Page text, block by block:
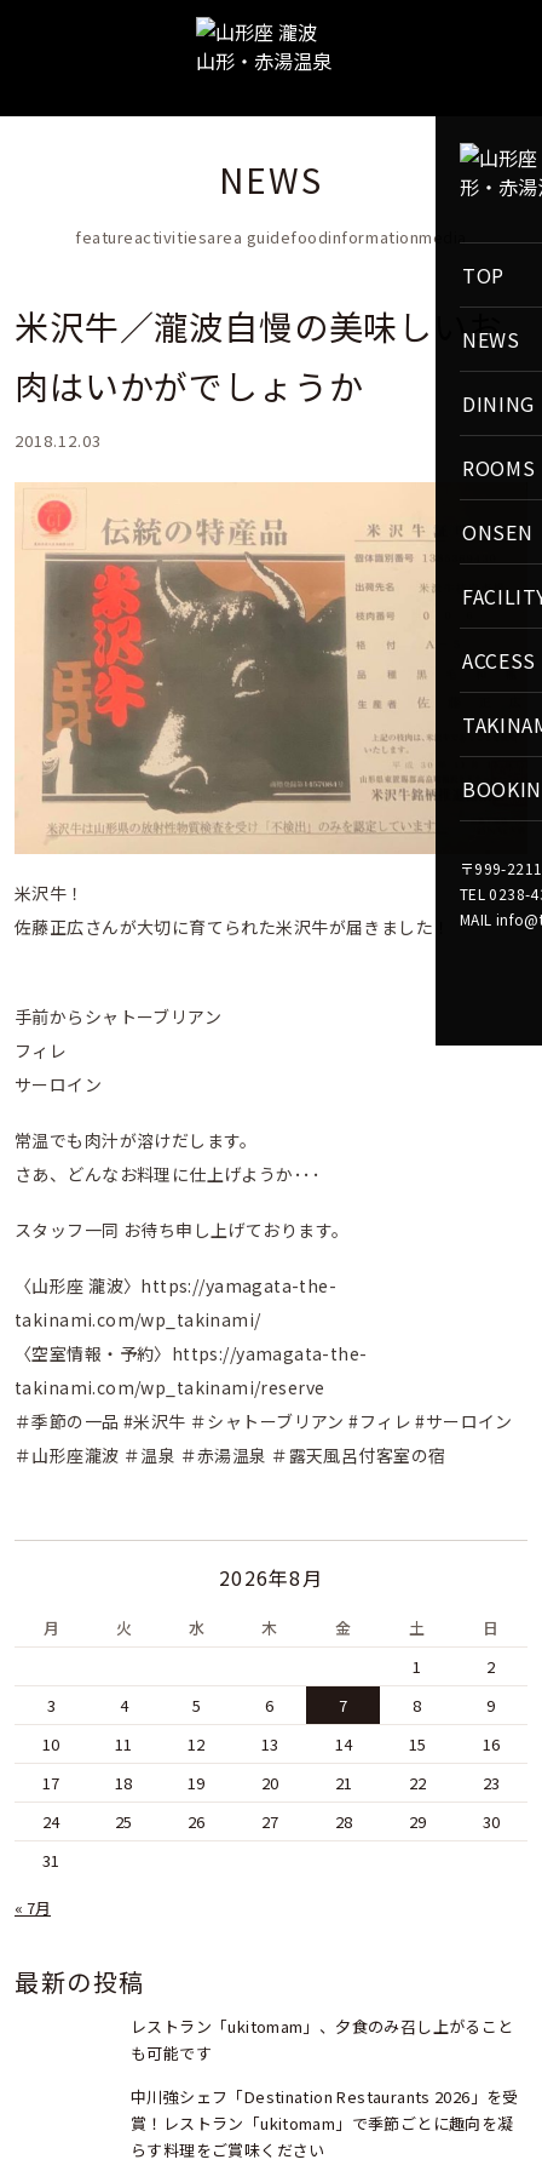
TOP
NEWS
DINING
ROOMS
ONSEN
ACCESS
〒999-
TEL 0238-
MAIL
NEWS
featureactivitiesarea guidefoodinformationmedia
米沢牛／瀧波自慢の美味しいお
肉はいかがでしょうか
2018.12.03
米沢牛！
佐藤正広さんが大切に育てられた米沢牛が届きました！
手前からシャトーブリアン
フィレ
サーロイン
常温でも肉汁が溶けだします。
さあ、どんなお料理に仕上げようか･･･
スタッフ一同 お待ち申し上げております。
〈山形座 瀧波〉https://yamagata-the-
takinami.com/wp_takinami/
〈空室情報・予約〉https://yamagata-the-
takinami.com/wp_takinami/reserve
＃季節の一品 #米沢牛 ＃シャトーブリアン #フィレ #サーロイン
＃山形座瀧波 ＃温泉 ＃赤湯温泉 ＃露天風呂付客室の宿
2026年8月
月 火 水 木 金 土
日
1
2
3
4 5 6 7 8
9
10
11 12 13 14 15
16
17
18 19 20 21 22
23
24
25 26 27 28 29
30
31
« 7月
最新の投稿
レストラン「ukitomam」、夕食のみ召し上がること
も可能です
中川強シェフ「Destination Restaurants 2026」を受
賞！レストラン「ukitomam」で季節ごとに趣向を凝
らす料理をご賞味ください